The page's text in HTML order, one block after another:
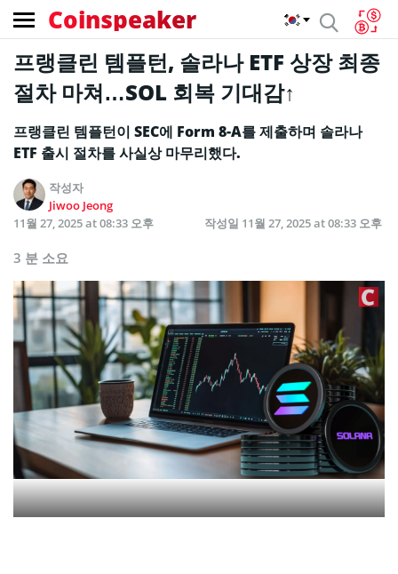
Coinspeaker
프랭클린 템플턴, 솔라나 ETF 상장 최종
절차 마쳐…SOL 회복 기대감↑
프랭클린 템플턴이 SEC에 Form 8-A를 제출하며 솔라나
ETF 출시 절차를 사실상 마무리했다.
작성자
Jiwoo Jeong
11월 27, 2025 at 08:33 오후
작성일 11월 27, 2025 at 08:33 오후
3 분 소요